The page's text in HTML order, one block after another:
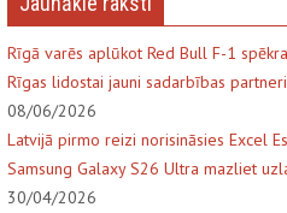
Rīgā varēs aplūkot Red Bull F-1
Rīgas lidostai jauni sadarbības
08/06/2026
Latvijā pirmo reizi norisināsies Excel
Samsung Galaxy S26 Ultra mazliet
30/04/2026